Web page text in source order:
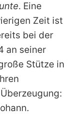
. Eine
Zeit ist
bei der
an seiner
Stütze in
.